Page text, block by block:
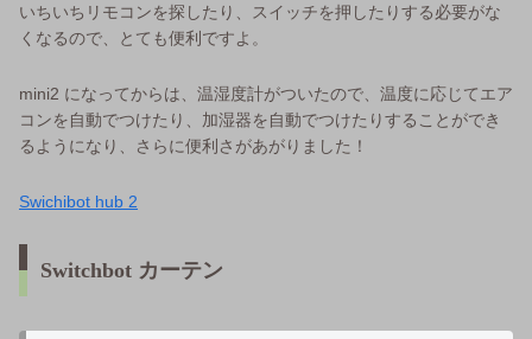
いちいちリモコンを探したり、スイッチを押したりする必要がな
くなるので、とても便利ですよ。
mini2 になってからは、温湿度計がついたので、温度に応じてエア
コンを自動でつけたり、加湿器を自動でつけたりすることができ
るようになり、さらに便利さがあがりました！
Swichibot hub 2
Switchbot カーテン